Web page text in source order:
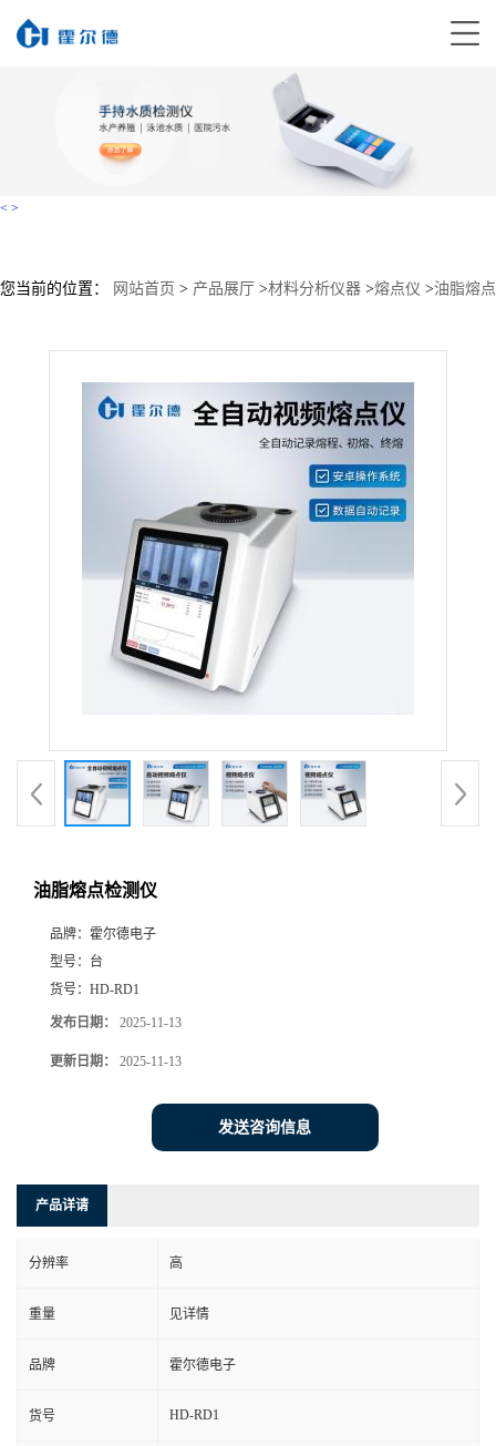
< >
您当前的位置： 网站首页 > 产品展厅 >材料分析仪器 >熔点仪 >油脂熔点
油脂熔点检测仪
品牌： 霍尔德电子
型号： 台
货号： HD-RD1
发布日期： 2025-11-13
更新日期： 2025-11-13
发送咨询信息
产品详请
分辨率 高
重量 见详情
品牌 霍尔德电子
货号 HD-RD1